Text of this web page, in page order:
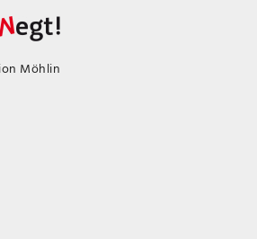
Möhlin